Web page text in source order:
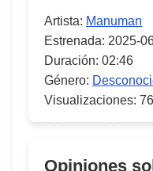
Artista: Manuman
Estrenada: 2025-
Duración: 02:46
Género:
Visualizaciones: 76
Opiniones